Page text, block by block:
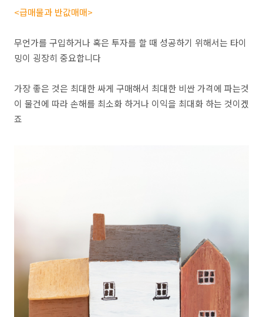
<급매물과 반값매매>
무언가를 구입하거나 혹은 투자를 할 때 성공하기 위해서는 타이
밍이 굉장히 중요합니다
가장 좋은 것은 최대한 싸게 구매해서 최대한 비싼 가격에 파는것
이 물건에 따라 손해를 최소화 하거나 이익을 최대화 하는 것이겠
죠